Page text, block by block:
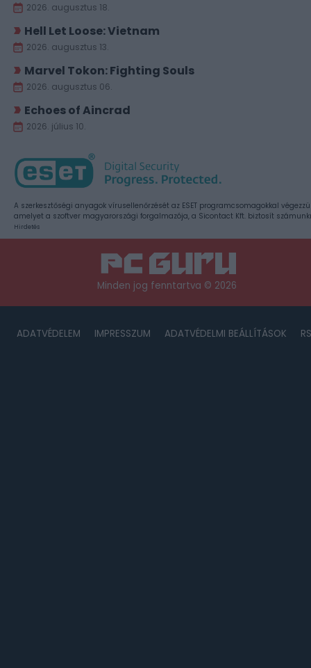
2026. augusztus 18.
Hell Let Loose: Vietnam
2026. augusztus 13.
Marvel Tokon: Fighting Souls
2026. augusztus 06.
Echoes of Aincrad
2026. július 10.
A szerkesztőségi anyagok vírusellenőrzését az ESET programcsomagokkal
amelyet a szoftver magyarországi forgalmazója, a Sicontact Kft. biztosít
Hirdetés
Minden jog fenntartva © 2026
ADATVÉDELEM IMPRESSZUM ADATVÉDELMI BEÁLLÍTÁSOK